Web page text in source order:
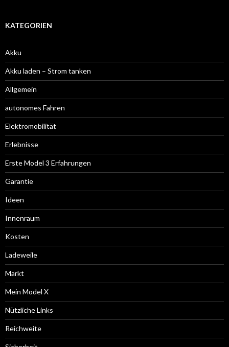
KATEGORIEN
Akku
Akku laden – Strom tanken
Allgemein
autonomes Fahren
Elektromobilität
Erlebnisse
Erste Model 3 Erfahrungen
Garantie
Ideen
Innenraum
Kosten
Ladeweile
Markt
Mein Model X
Nützliche Links
Reichweite